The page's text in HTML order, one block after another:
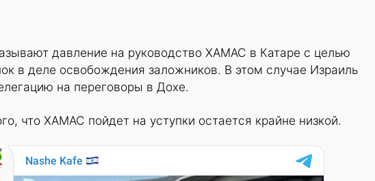
давление на руководство ХАМАС в Катаре с целью
в деле освобождения заложников. В этом случае Израиль
на переговоры в Дохе.
что ХАМАС пойдет на уступки остается крайне низкой.